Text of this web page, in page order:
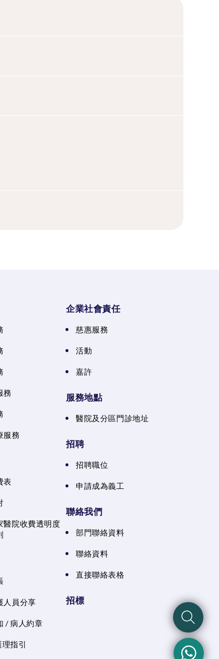
務
服務
表
醫院收費透明度
人員分享
/ 病人約章
指引
企業社會責任
慈惠服務
活動
嘉許
服務地點
醫院及分區門診地址
招聘
招聘職位
申請成為義工
聯絡我們
部門聯絡資料
聯絡資料
直接聯絡表格
招標